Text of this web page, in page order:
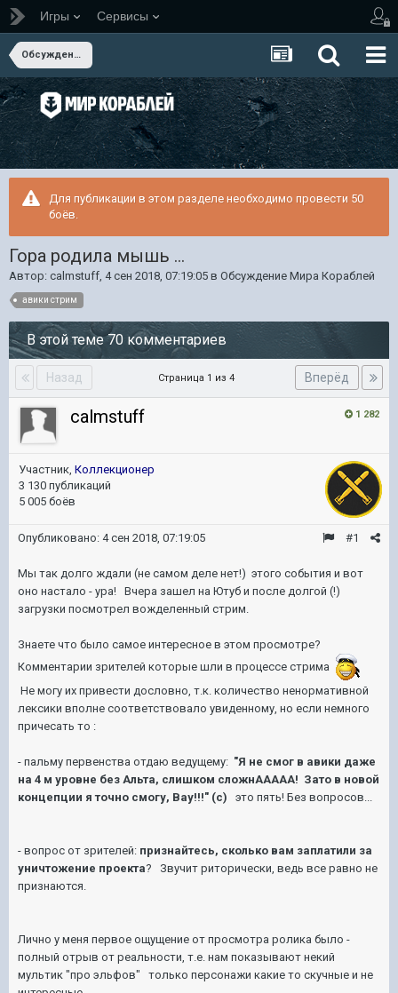
Игры Сервисы
Обсуждение Мира Кораблей
Для публикации в этом разделе необходимо провести 50
боёв.
Гора родила мышь ...
Автор: calmstuff, 4 сен 2018, 07:19:05 в Обсуждение Мира Кораблей
авики стрим
В этой теме 70 комментариев
Назад Вперёд
Страница 1 из 4
1 282
calmstuff
Участник, Коллекционер
3 130 публикаций
5 005 боёв
#1
Опубликовано: 4 сен 2018, 07:19:05
Мы так долго ждали (не самом деле нет!) этого события и вот
оно настало - ура! Вчера зашел на Ютуб и после долгой (!)
загрузки посмотрел вожделенный стрим.
Знаете что было самое интересное в этом просмотре?
Комментарии зрителей которые шли в процессе стрима
Не могу их привести дословно, т.к. количество ненормативной
лексики вполне соответствовало увиденному, но если немного
причесать то :
- пальму первенства отдаю ведущему: "Я не смог в авики даже
на 4 м уровне без Альта, слишком сложнААААА! Зато в новой
концепции я точно смогу, Вау!!!" (с)
это пять! Без вопросов...
- вопрос от зрителей: признайтесь, сколько вам заплатили за
уничтожение проекта? Звучит риторически, ведь все равно не
признаются.
Лично у меня первое ощущение от просмотра ролика было -
полный отрыв от реальности, т.е. нам показывают некий
мультик "про эльфов" только персонажи какие то скучные и не